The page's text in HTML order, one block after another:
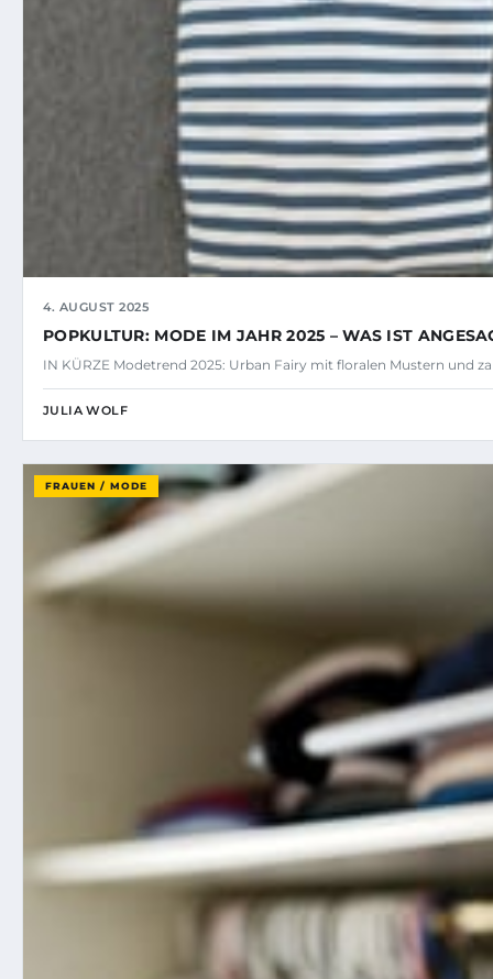
4. AUGUST 2025
POPKULTUR: MODE IM JAHR 2025 – WAS IST
IN KÜRZE Modetrend 2025: Urban Fairy mit floralen Mustern und
JULIA WOLF
FRAUEN / MODE